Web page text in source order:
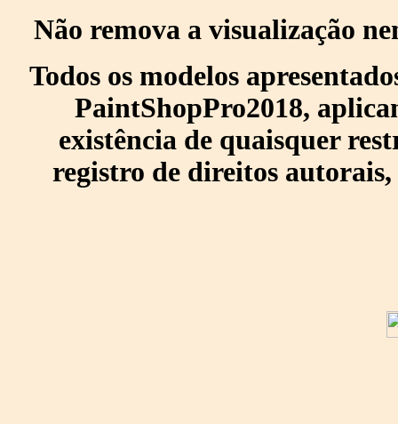
Não remova a visualização
Todos os modelos
PaintShopPro2018,
existência de quaisquer
registro de direitos